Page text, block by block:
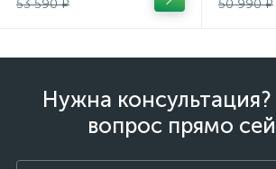
53 590 ₽
50 990 ₽
Нужна
вопрос прямо